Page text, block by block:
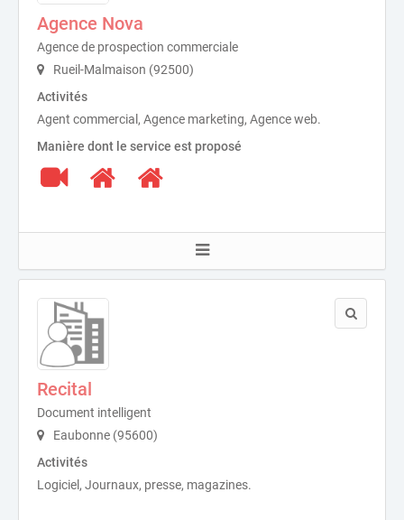
Agence Nova
Agence de prospection commerciale
Rueil-Malmaison (92500)
Activités
Agent commercial, Agence marketing, Agence web.
Manière dont le service est proposé
Recital
Document intelligent
Eaubonne (95600)
Activités
Logiciel, Journaux, presse, magazines.